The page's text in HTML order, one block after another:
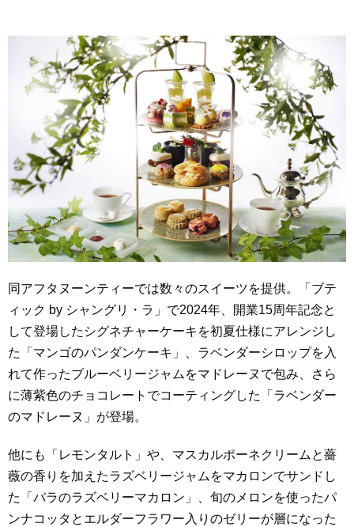
同アフタヌーンティーでは数々のスイーツを提供。「ブテ
ィック by シャングリ・ラ」で2024年、開業15周年記念と
して登場したシグネチャーケーキを初夏仕様にアレンジし
た「マンゴのパンダンケーキ」、ラベンダーシロップを入
れて作ったブルーベリージャムをマドレーヌで包み、さら
に薄紫色のチョコレートでコーティングした「ラベンダー
のマドレーヌ」が登場。
他にも「レモンタルト」や、マスカルポーネクリームと薔
薇の香りを加えたラズベリージャムをマカロンでサンドし
た「バラのラズベリーマカロン」、旬のメロンを使ったパ
ンナコッタとエルダーフラワー入りのゼリーが層になった